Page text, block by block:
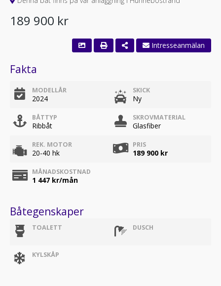
189 900 kr
Intresseanmälan
Fakta
MODELLÅR
2024
SKICK
Ny
BÅTTYP
Ribbåt
SKROVMATERIAL
Glasfiber
REK. MOTOR
20-40 hk
PRIS
189 900 kr
MÅNADSKOSTNAD
1 447 kr/mån
Båtegenskaper
TOALETT DUSCH
KYLSKÅP